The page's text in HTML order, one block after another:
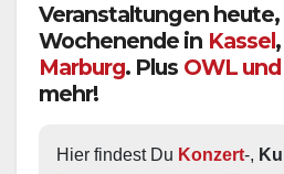
Veranstaltungen
Wochenende in Kassel ,
Marburg. Plus OWL
mehr!
Hier findest Du Konzert-,